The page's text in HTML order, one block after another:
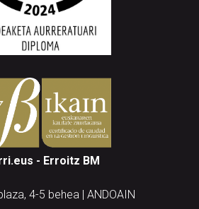
- Erroitz BM
4-5 behea | ANDOAIN